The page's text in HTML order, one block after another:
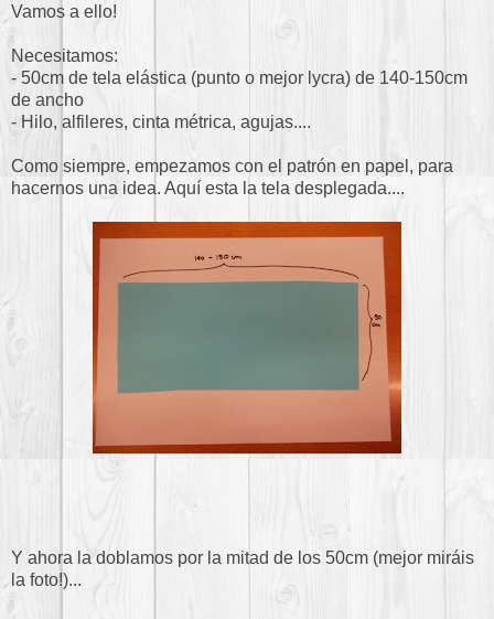
Vamos a ello!
Necesitamos:
- 50cm de tela elástica (punto o mejor lycra) de 140-150cm
de ancho
- Hilo, alfileres, cinta métrica, agujas....
Como siempre, empezamos con el patrón en papel, para
hacernos una idea. Aquí esta la tela desplegada....
Y ahora la doblamos por la mitad de los 50cm (mejor miráis
la foto!)...